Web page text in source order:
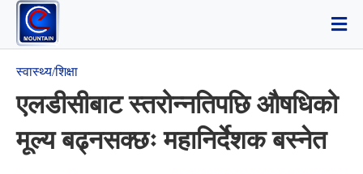
स्वास्थ्य/शिक्षा
एलडीसीबाट स्तरोन्नतिपछि औषधिको
मूल्य बढ्नसक्छः महानिर्देशक बस्नेत